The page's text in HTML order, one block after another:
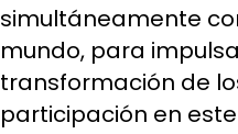
simultáneamente
mundo, para
transformación de
participación en